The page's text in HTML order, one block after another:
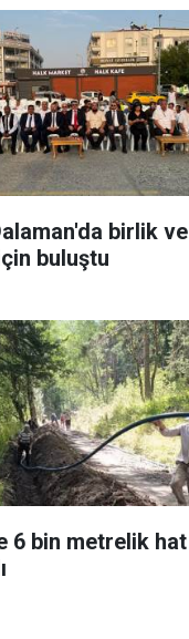
birlik ve
buluştu
6 bin metrelik hat